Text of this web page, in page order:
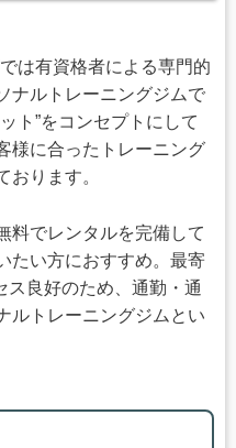
は有資格者による専門的
ナルトレーニングジムで
ト”をコンセプトにして
様に合ったトレーニング
おります。
料でレンタルを完備して
たい方におすすめ。最寄
ス良好のため、通勤・通
ルトレーニングジムとい